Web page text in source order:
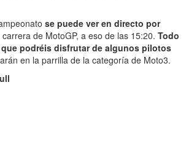
se puede ver en directo por
de MotoGP, a eso de las 15:20. Todo
podréis disfrutar de algunos pilotos
en la parrilla de la categoría de Moto3.